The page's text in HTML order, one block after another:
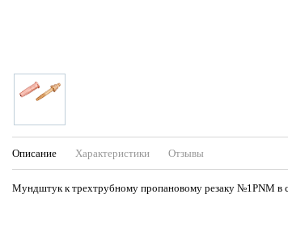
Описание Характеристики Отзывы
Мундштук к трехтрубному пропановому резаку №1PNM в